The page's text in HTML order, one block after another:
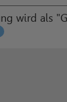
wird als